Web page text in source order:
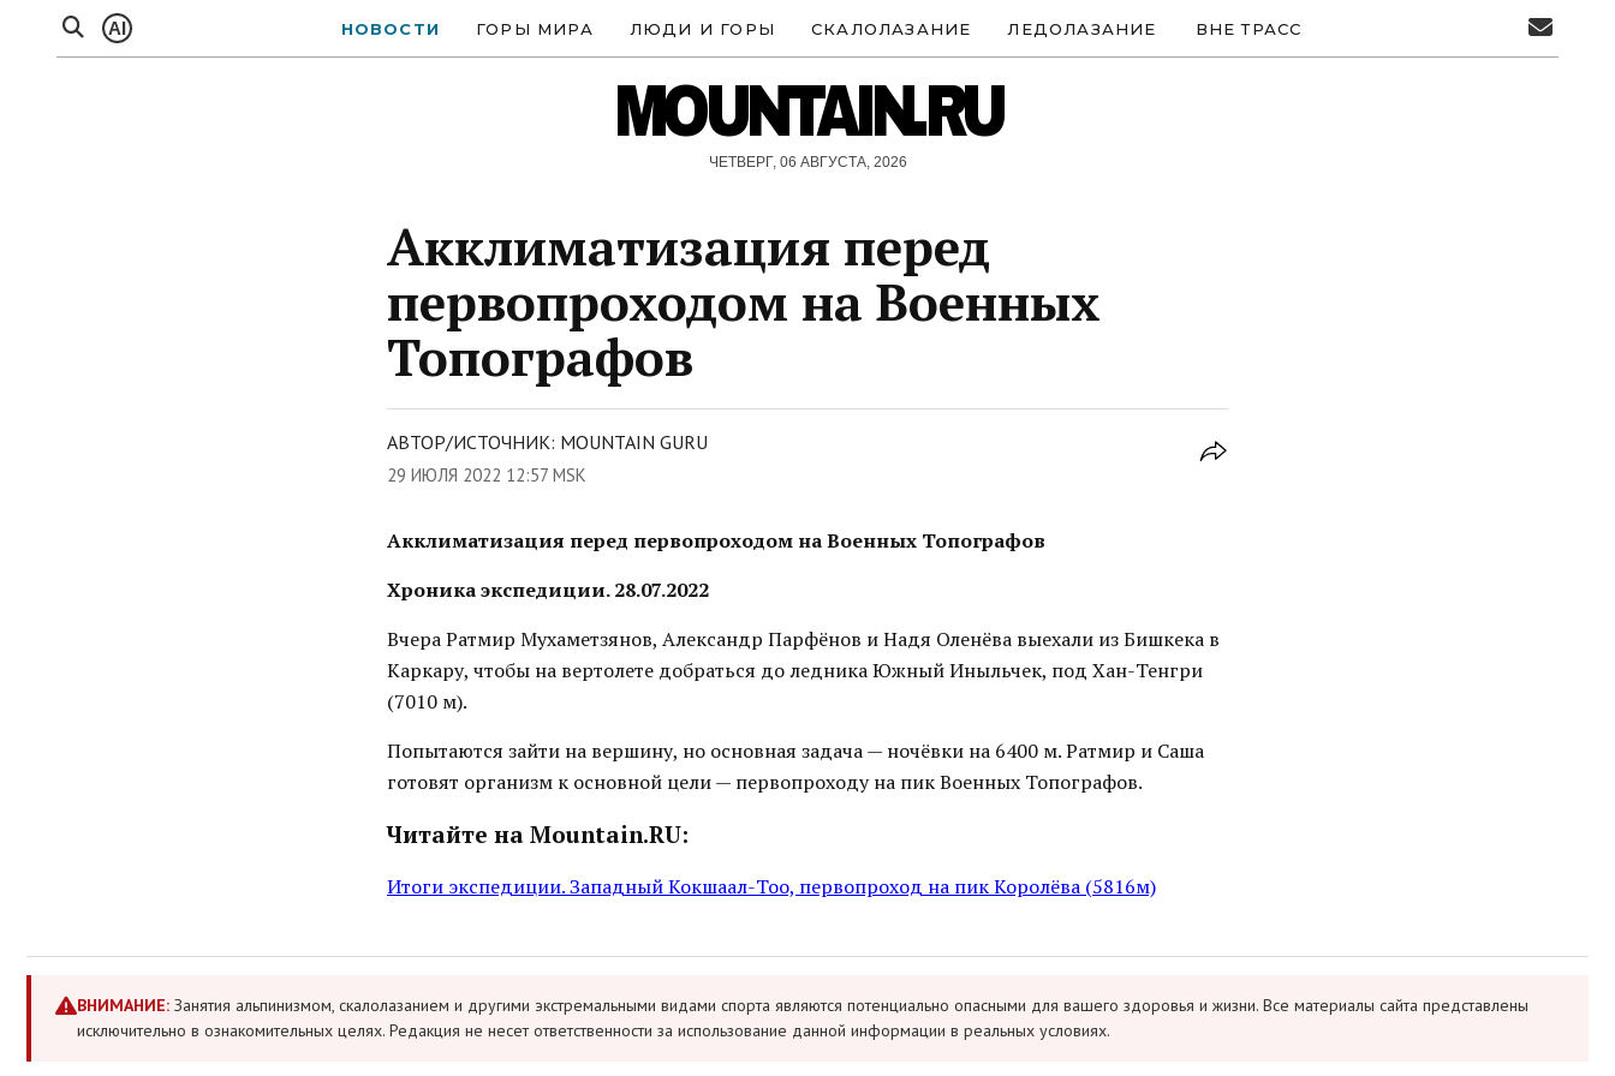
AI НОВОСТИ ГОРЫ МИРА ЛЮДИ И ГОРЫ СКАЛОЛАЗАНИЕ ЛЕДОЛАЗАНИЕ ВНЕ ТРАСС
MOUNTAIN.RU
ЧЕТВЕРГ, 06 АВГУСТА, 2026
Акклиматизация перед
первопроходом на Военных
Топографов
АВТОР/ИСТОЧНИК: MOUNTAIN GURU
29 ИЮЛЯ 2022 12:57 MSK
Акклиматизация перед первопроходом на Военных Топографов
Хроника экспедиции. 28.07.2022
Вчера Ратмир Мухаметзянов, Александр Парфёнов и Надя Оленёва выехали из Бишкека в
Каркару, чтобы на вертолете добраться до ледника Южный Иныльчек, под Хан-Тенгри
(7010 м).
Попытаются зайти на вершину, но основная задача — ночёвки на 6400 м. Ратмир и Саша
готовят организм к основной цели — первопроходу на пик Военных Топографов.
Читайте на Mountain.RU:
Итоги экспедиции. Западный Кокшаал-Тоо, первопроход на пик Королёва (5816м)
ВНИМАНИЕ: Занятия альпинизмом, скалолазанием и другими экстремальными видами спорта являются потенциально опасными для вашего здоровья и жизни. Все материалы сайта представлены
исключительно в ознакомительных целях. Редакция не несет ответственности за использование данной информации в реальных условиях.